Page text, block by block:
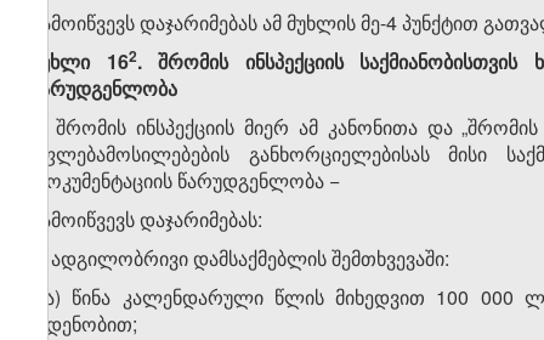
გამოიწვევს დაჯარიმებას ამ მუხლის მე-4 პუნქტით
მუხლი 16​2. შრომის ინსპექციის
წარუდგენლობა
1. შრომის ინსპექციის მიერ ამ კანონითა და
უფლებამოსილებების განხორციელებისას მისი
დოკუმენტაციის წარუდგენლობა −
გამოიწვევს დაჯარიმებას:
ა) ადგილობრივი დამსაქმებლის შემთხვევაში:
ა.ა) წინა კალენდარული წლის მიხედვით 100
ოდენობით;